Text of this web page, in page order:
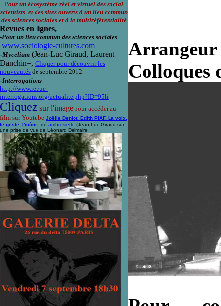
Pour un écosystème réel et virtuel des social
scientists et des sites ouverts à un lieu commun
des sciences sociales et à la multiréférentialité
Revues en lignes,
-Pour un lieu commun des sciences sociales
www.sociologie-cultures.com
-Mycelium (Jean-Luc Giraud, Laurent
Danchin=, Cliquer pour découvrir les
nouveautés de septembre 2012
-Interrogations
http://www.revue-
interrogations.org/actualite.php?ID=95li
Cliquez sur l'image pour accéder au
film sur Youtube Joëlle Deniot. Edith PIAF. La voix,
le geste, l'icône. de ambrosiette (Jean Luc Giraud sur
une prise de vue de Léonard Delmaire
Arrangeur
Colloques